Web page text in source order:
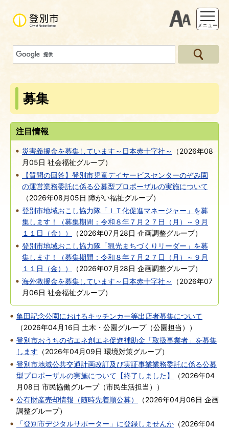
支援ツー
メニュー
募集
注目情報
災害義援金を募集しています～日本赤十字社～ （2026年08
月05日 社会福祉グループ）
【質問の回答】登別市児童デイサービスセンターのぞみ園
の運営業務委託に係る公募型プロポーザルの実施について
（2026年08月05日 障がい福祉グループ）
登別市地域おこし協力隊「ＩＴ化促進マネージャー」を募
集します！（募集期間：令和８年７月２７日（月）～９月
１１日（金））
（2026年07月28日 企画調整グループ）
登別市地域おこし協力隊「観光まちづくりリーダー」を募
集します！（募集期間：令和８年７月２７日（月）～９月
１１日（金））
（2026年07月28日 企画調整グループ）
海外救援金を募集しています～日本赤十字社～
（2026年07
月06日 社会福祉グループ）
亀田記念公園におけるキッチンカー等出店者募集について
（2026年04月16日 土木・公園グループ（公園担当）
）
登別市おうちの省エネ創エネ促進補助金「取扱事業者」を募集
します （2026年04月09日 環境対策グループ）
登別市地域公共交通計画改訂及び実証事業業務委託に係る公募
型プロポーザルの実施について【終了しました】
（2026年04
月08日 市民協働グループ（市民生活担当）
）
公有財産売却情報（随時先着順公募）
（2026年04月06日 企画
調整グループ）
「登別市デジタルサポーター」に登録しませんか （2026年04